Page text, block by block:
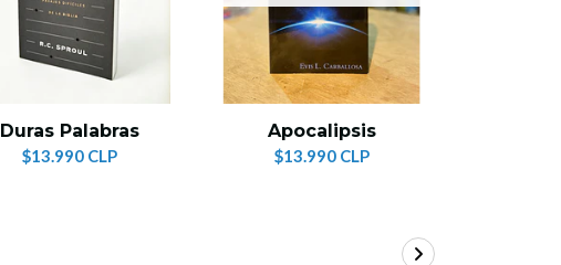
Duras Palabras
$13.990 CLP
Apocalipsis
$13.990 CLP